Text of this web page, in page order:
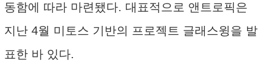
동함에 따라 마련됐다. 대표적으로 앤트로픽은
지난 4월 미토스 기반의 프로젝트 글래스윙을 발
표한 바 있다.